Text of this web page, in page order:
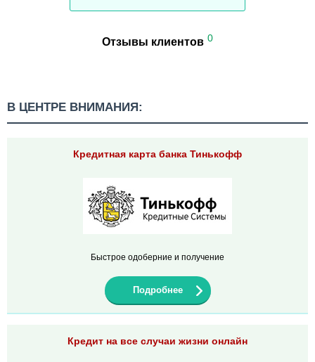
Отзывы клиентов 0
В ЦЕНТРЕ ВНИМАНИЯ:
Кредитная карта банка Тинькофф
Быстрое одоберние и получение
Подробнее
Кредит на все случаи жизни онлайн